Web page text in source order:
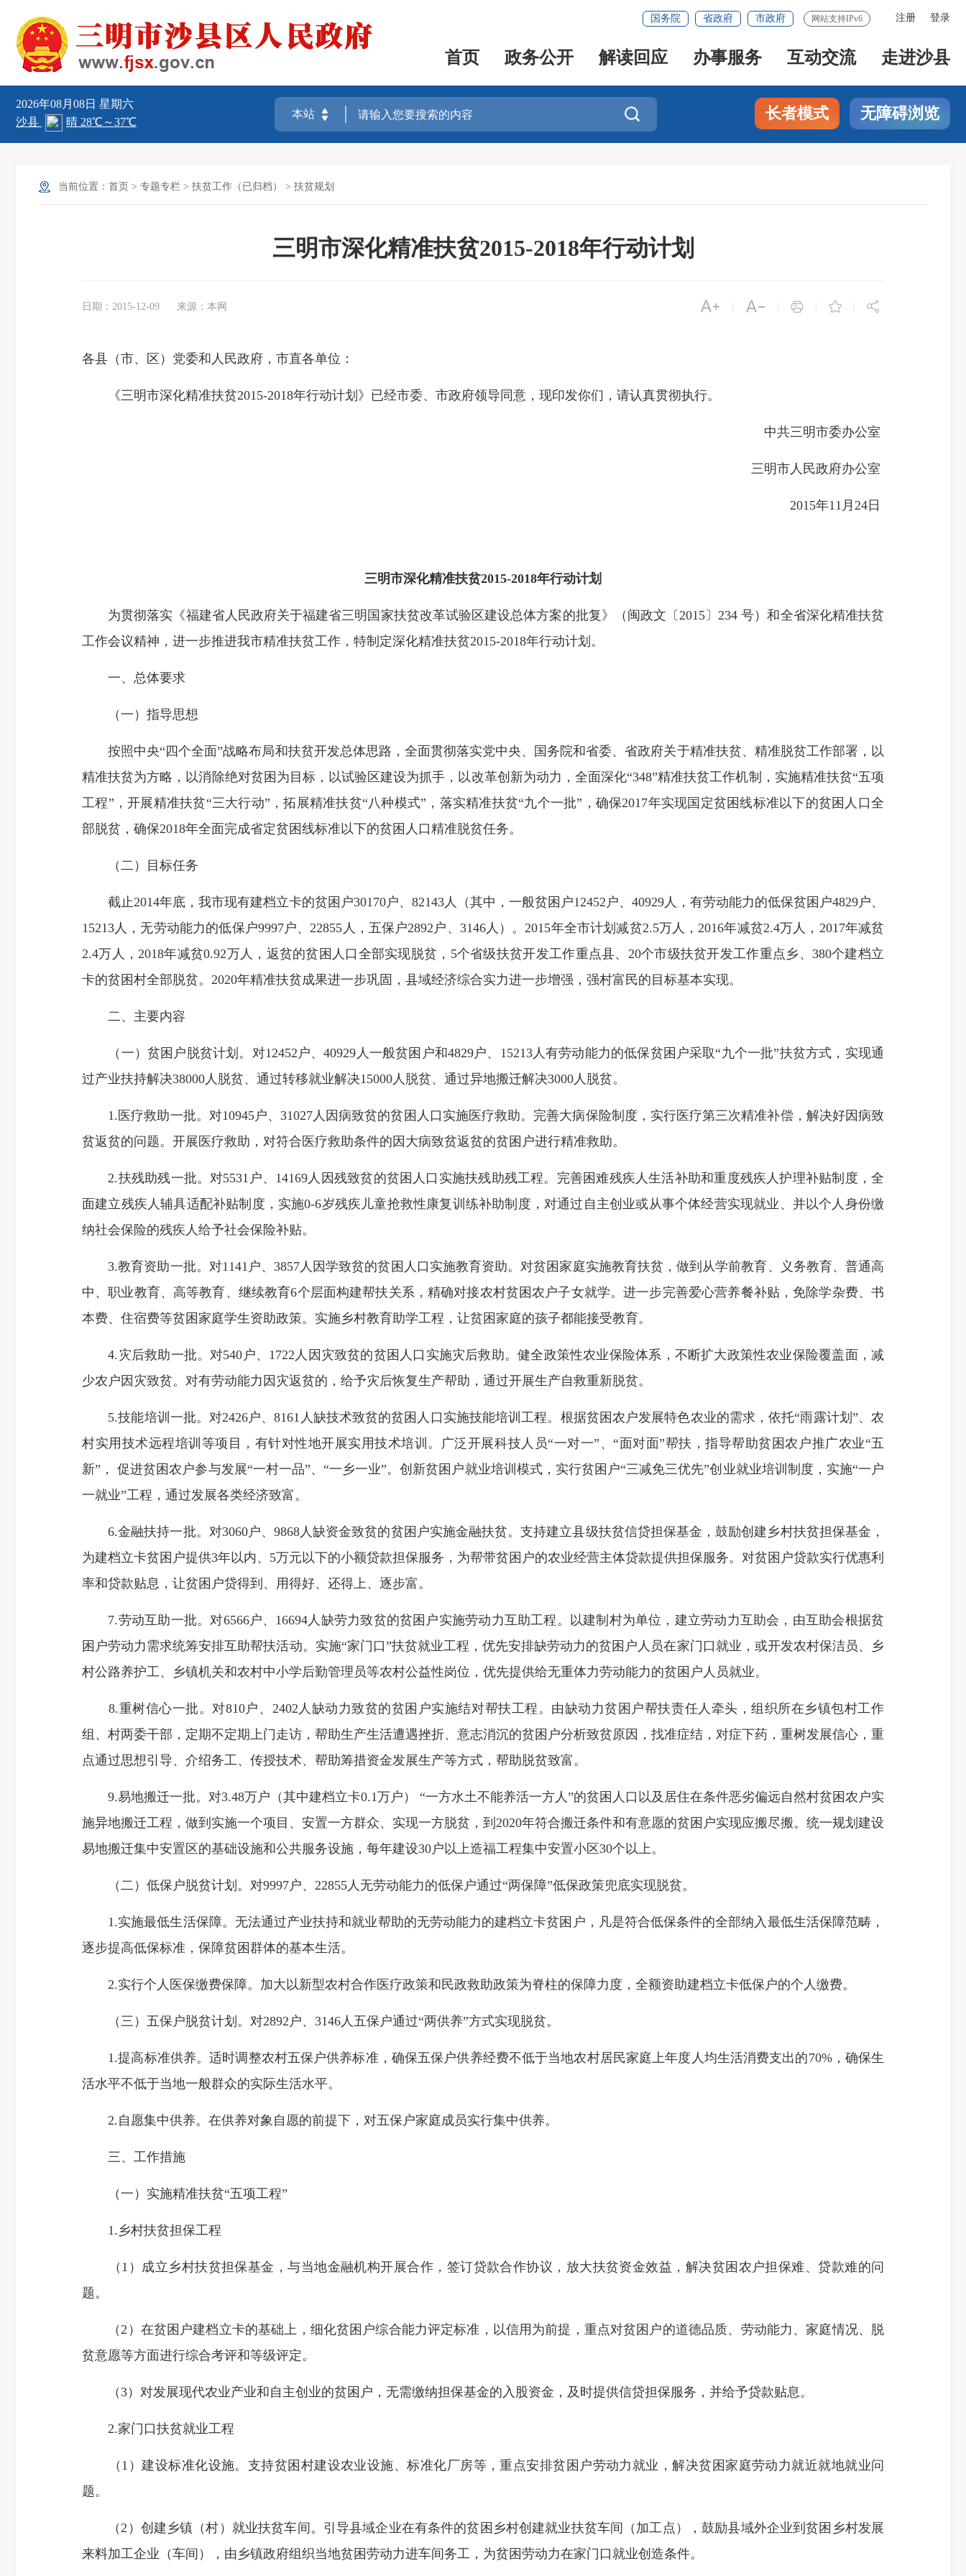
注册 登录
国务院 省政府 市政府 网站支持IPv6
首页 政务公开 解读回应 办事服务 互动交流 走进沙县
2026年08月08日 星期六
 长者模式 无障碍浏览
当前位置： 首页 > 专题专栏 > 扶贫工作（已归档） > 扶贫规划
三明市深化精准扶贫2015-2018年行动计划
日期：2015-12-09 来源：本网     
各县（市、区）党委和人民政府，市直各单位：
《三明市深化精准扶贫2015-2018年行动计划》已经市委、市政府领导同意，现印发你们，请认真贯彻执行。
中共三明市委办公室
三明市人民政府办公室
2015年11月24日
三明市深化精准扶贫2015-2018年行动计划
为贯彻落实《福建省人民政府关于福建省三明国家扶贫改革试验区建设总体方案的批复》（闽政文〔2015〕234 号）和全省深化精准扶贫
工作会议精神，进一步推进我市精准扶贫工作，特制定深化精准扶贫2015-2018年行动计划。
一、总体要求
（一）指导思想
按照中央“四个全面”战略布局和扶贫开发总体思路，全面贯彻落实党中央、国务院和省委、省政府关于精准扶贫、精准脱贫工作部署， 以
精准扶贫为方略， 以消除绝对贫困为目标， 以试验区建设为抓手， 以改革创新为动力， 全面深化“348”精准扶贫工作机制，实施精准扶贫“五项
工程”，开展精准扶贫“三大行动”，拓展精准扶贫“八种模式”，落实精准扶贫“九个一批”，确保2017年实现国定贫困线标准以下的贫困人口全
部脱贫，确保2018年全面完成省定贫困线标准以下的贫困人口精准脱贫任务。
（二）目标任务
截止2014年底，我市现有建档立卡的贫困户30170户、82143人（其中，一般贫困户12452户、40929人， 有劳动能力的低保贫困户4829户、
15213人，无劳动能力的低保户9997户、22855人，五保户2892户、3146人）。2015年全市计划减贫2.5万人，2016年减贫2.4万人，2017年减贫
2.4万人，2018年减贫0.92万人，返贫的贫困人口全部实现脱贫，5个省级扶贫开发工作重点县、20个市级扶贫开发工作重点乡、380个建档立
卡的贫困村全部脱贫。2020年精准扶贫成果进一步巩固，县域经济综合实力进一步增强，强村富民的目标基本实现。
二、主要内容
（一）贫困户脱贫计划。 对12452户、40929人一般贫困户和4829户、15213人有劳动能力的低保贫困户采取“九个一批”扶贫方式，实现通
过产业扶持解决38000人脱贫、 通过转移就业解决15000人 脱贫、通过异地搬迁解决3000人脱贫。
1. 医疗救助一批。 对10945户、31027人因病致贫的贫困人口实施医疗救助。完善大病保险制度，实行医疗第三次精准补偿，解决好因病致
贫返贫的问题。开展医疗救助，对符合医疗救助条件的因大病致贫返贫的贫困户进行精准救助。
2.扶残助残一批。对5531户、 14169人因残致贫的贫困人口实施扶残助残工程。完善困难残疾人生活补助和重度残疾人护理补贴制度，全
面建立残疾人辅具适配补贴制度，实施0-6岁残疾儿童抢救性康复训练补助制度，对通过自主创业或从事个体经营实现就业、并以个人身份缴
纳社会保险的残疾人给予社会保险补贴。
3.教育资助一批。 对1141户、3857人因学致贫的贫困人口实施教育资助。对贫困家庭实施教育扶贫，做到从学前教育、义务教育、普通高
中、职业教育、高等教育、继续教育6个层面构建帮扶关系，精确对接农村贫困农户子女就学。进一步完善爱心营养餐补贴，免除学杂费、书
本费、住宿费等贫困家庭学生资助政策。实施乡村教育助学工程，让贫困家庭的孩子都能接受教育。
4.灾后救助一批。对540户、1722人因灾致贫的贫困人口实施灾后救助。健全政策性农业保险体系，不断扩大政策性农业保险覆盖面，减
少农户因灾致贫。 对有劳动能力 因灾返贫的，给予灾后恢复生产帮助，通过开展生产自救重新脱贫。
5.技能培训一批。对2426户、8161人缺技术致贫的贫困人口实施技能培训工程。 根据贫困农户发展特色农业的需求，依托“雨露计划”、农
村实用技术远程培训等项目，有针对性地开展实用技术培训。
广泛开展科技人员“一对一”、“面对面”帮扶 ，指导帮助贫困农户推广农业“五
新”，
促进贫困农户参与发展“一村一品”、“一乡一业”。创新贫困户就业培训模式， 实行贫困户“三减免三优先”创业就业培训制度， 实施“一户
一就业”工程，通过发展各类经济致富。
6.金融扶持一批。 对3060户、9868人缺资金致贫的贫困户实施金融扶贫。支持建立县级扶贫信贷担保基金，鼓励创建乡村扶贫担保基金，
为建档立卡贫困户提供3年以内、5万元以下的小额贷款担保服务，为帮带贫困户的农业经营主体贷款提供担保服务。对贫困户贷款实行优惠利
率和贷款贴息，让贫困户贷得到、用得好、还得上、逐步富。
7.劳动互助一批。对6566户、16694人缺劳力致贫的贫困户实施劳动力互助工程。以建制村为单位，建立劳动力互助会，由互助会根据贫
困户劳动力需求统筹安排互助帮扶活动。实施“家门口”扶贫就业工程，优先安排缺劳动力的贫困户人员在家门口就业，或开发农村保洁员、乡
村公路养护工、乡镇机关和农村中小学后勤管理员等农村公益性岗位，优先提供给无重体力劳动能力的贫困户人员就业。
8.重树信心一批。对810户、2402人缺动力致贫的贫困户实施结对帮扶工程。由缺动力贫困户帮扶责任人牵头，组织所在乡镇包村工作
组、村两委干部，定期不定期上门走访，帮助生产生活遭遇挫折、意志消沉的贫困户分析致贫原因，找准症结，对症下药，重树发展信心，重
点通过思想引导、介绍务工、传授技术、帮助筹措资金发展生产等方式，帮助脱贫致富。
9.易地搬迁一批。 对3.48万户（其中建档立卡0.1万户） “一方水土不能养活一方人”的贫困人口以及居住在条件恶劣偏远自然村贫困农户实
施异地搬迁工程 ，做到实施一个项目、安置一方群众、实现一方脱贫 ， 到2020年符合搬迁条件和有意愿的贫困户实现应搬尽搬。 统一规划 建设
易地搬迁集中安置区的基础设施和公共服务设施， 每年建设30户以上造福工程集中安置小区30个以上。
（二）低保户脱贫计划。 对9997户、22855人无劳动能力的低保户通过“两保障”低保政策兜底实现脱贫。
1.实施最低生活保障。 无法通过产业扶持和就业帮助的无劳动能力的建档立卡贫困户，凡是符合低保条件的全部纳入最低生活保障范畴，
逐步提高低保标准，保障贫困群体的基本生活。
2.实行个人医保缴费保障。 加大以新型农村合作医疗政策和民政救助政策为脊柱的保障力度，全额资助建档立卡低保户的个人缴费。
（三）五保户脱贫计划。 对2892户、3146人五保户通过“两供养”方式实现脱贫。
1.提高标准供养。适时调整农村五保 户供养标准，确保五保 户供养经费不低于当地农村居民家庭上年度人均生活消费支出的70%，确保生
活水平不低于当地一般群众的实际生活水平。
2.自愿集中供养。 在供养对象自愿的前提下，对五保户家庭成员实行集中供养。
三、工作措施
（一）实施精准扶贫“五项工程”
1.乡村扶贫担保工程
（1）成立乡村扶贫担保基金，与当地金融机构开展合作，签订贷款合作协议 ， 放大扶贫资金效益，解决贫困农户担保难、贷款难的问
题。
（2）在贫困户建档立卡的基础上，细化贫困户综合能力评定标准，以信用为前提，重点对贫困户的道德品质、劳动能力、家庭情况、脱
贫意愿等方面进行综合考评和等级评定。
（3）对发展现代农业产业和自主创业的贫困户， 无需缴纳担保基金的入股资金，及时提供信贷担保服务，并给予贷款贴息。
2.家门口扶贫就业工程
（1）建设标准化设施。 支持贫困村建设农业设施、标准化厂房等，重点安排贫困户劳动力就业，解决贫困家庭劳动力就近就地就业问
题。
（2）创建乡镇（村）就业扶贫车间。引导县域企业在有条件的贫困乡村创建就业扶贫车间（加工点），鼓励县域外企业到贫困乡村发展
来料加工企业（车间），由乡镇政府组织当地贫困劳动力进车间务工，为贫困劳动力在家门口就业创造条件。